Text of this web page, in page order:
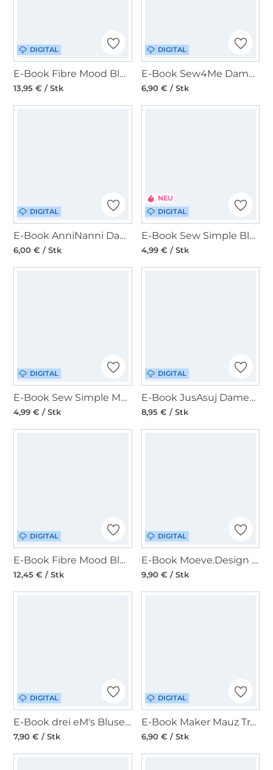
DIGITAL
E-Book Fibre Mood Bluse Melody
13,95 € / Stk
DIGITAL
E-Book Sew4Me Damenbluse Daisy
6,90 € / Stk
DIGITAL
E-Book AnniNanni Damen Sommerbluse
6,00 € / Stk
NEU
DIGITAL
E-Book Sew Simple Bluse Amrai
4,99 € / Stk
DIGITAL
E-Book Sew Simple Musselin Bluse/Kleid Ingwa Damen
4,99 € / Stk
DIGITAL
E-Book JusAsuj Damenbluse Cranberry Modell 516
8,95 € / Stk
DIGITAL
E-Book Fibre Mood Bluse Tesni
12,45 € / Stk
DIGITAL
E-Book Moeve.Design Jumpsuit, Bluse, Hose Flora Damen
9,90 € / Stk
DIGITAL
E-Book drei eM's Blusenshirt Weidach 1
7,90 € / Stk
DIGITAL
E-Book Maker Mauz Trachtenmieder + Dirndlbluse Susal
6,90 € / Stk